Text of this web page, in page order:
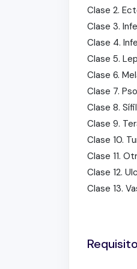
Clase 2.
Clase 3.
Clase 4.
Clase 5.
Clase 6.
Clase 7.
Clase 8.
Clase 9.
Clase 10.
Clase 11.
Clase 12.
Clase 13.